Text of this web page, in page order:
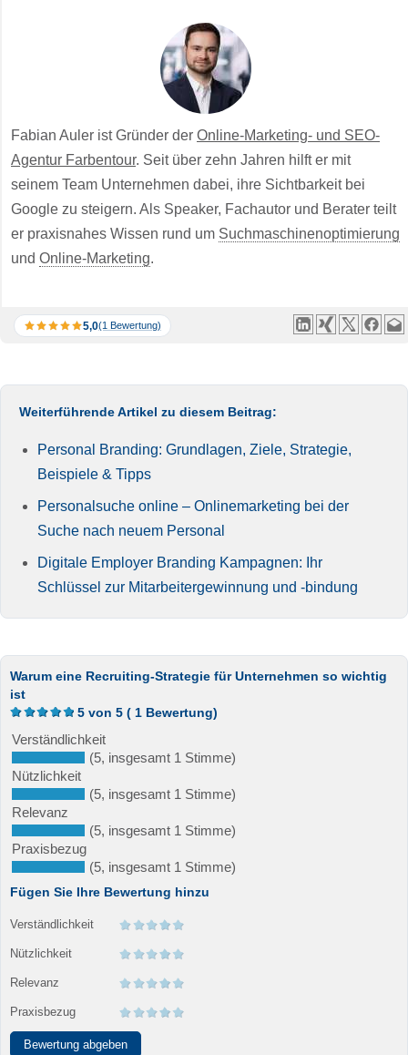
Fabian Auler ist Gründer der Online-Marketing- und SEO-
Agentur Farbentour. Seit über zehn Jahren hilft er mit
seinem Team Unternehmen dabei, ihre Sichtbarkeit bei
Google zu steigern. Als Speaker, Fachautor und Berater teilt
er praxisnahes Wissen rund um Suchmaschinenoptimierung
und Online-Marketing.
5,0(1 Bewertung)
Weiterführende Artikel zu diesem Beitrag:
Personal Branding: Grundlagen, Ziele, Strategie,
Beispiele & Tipps
Personalsuche online – Onlinemarketing bei der
Suche nach neuem Personal
Digitale Employer Branding Kampagnen: Ihr
Schlüssel zur Mitarbeitergewinnung und -bindung
Warum eine Recruiting-Strategie für Unternehmen so wichtig
ist
5 von 5 ( 1 Bewertung)
Verständlichkeit
(5, insgesamt 1 Stimme)
Nützlichkeit
(5, insgesamt 1 Stimme)
Relevanz
(5, insgesamt 1 Stimme)
Praxisbezug
(5, insgesamt 1 Stimme)
Fügen Sie Ihre Bewertung hinzu
Verständlichkeit
Nützlichkeit
Relevanz
Praxisbezug